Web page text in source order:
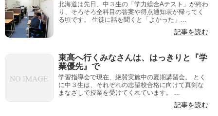
北海道は先日、中３生の「学力総合Aテスト」が終わ
り、そろそろ全科目の答案や得点通知表が帰ってく
る頃です。 生徒に話を聞くと「よかった」...
記事を読む
東高へ行くみなさんは、はっきりと『学
業優先』で
学習指導会で現在、絶賛実施中の夏期講習会。 とく
に中３生は、それぞれの志望校合格に向けて真剣な
まなざしで授業を受けてくれています。 ...
記事を読む